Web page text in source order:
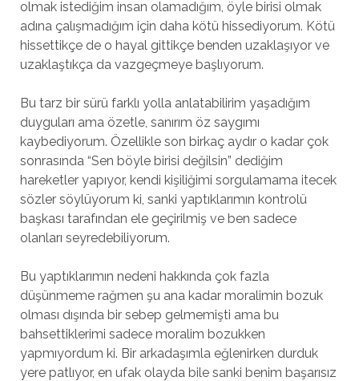
olmak istediğim insan olamadığım, öyle birisi olmak
adına çalışmadığım için daha kötü hissediyorum. Kötü
hissettikçe de o hayal gittikçe benden uzaklaşıyor ve
uzaklaştıkça da vazgeçmeye başlıyorum.
Bu tarz bir sürü farklı yolla anlatabilirim yaşadığım
duyguları ama özetle, sanırım öz saygımı
kaybediyorum. Özellikle son birkaç aydır o kadar çok
sonrasında “Sen böyle birisi değilsin” dediğim
hareketler yapıyor, kendi kişiliğimi sorgulamama itecek
sözler söylüyorum ki, sanki yaptıklarımın kontrolü
başkası tarafından ele geçirilmiş ve ben sadece
olanları seyredebiliyorum.
Bu yaptıklarımın nedeni hakkında çok fazla
düşünmeme rağmen şu ana kadar moralimin bozuk
olması dışında bir sebep gelmemişti ama bu
bahsettiklerimi sadece moralim bozukken
yapmıyordum ki. Bir arkadaşımla eğlenirken durduk
yere patlıyor, en ufak olayda bile sanki benim başarısız